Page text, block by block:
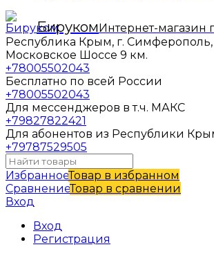
БирукомИнтернет-магазин
Республика Крым, г. Симферополь,
Московское Шоссе 9 км.
+78005502043
Бесплатно по всей России
+78005502043
Для мессенджеров в т.ч. МАКС
+79827822421
Для абонентов из Республики
+79787529505
ИзбранноеТовар в избранном
СравнениеТовар в сравнении
Вход
Вход
Регистрация